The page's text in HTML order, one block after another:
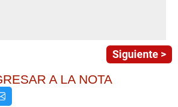
Siguiente >
A LA NOTA